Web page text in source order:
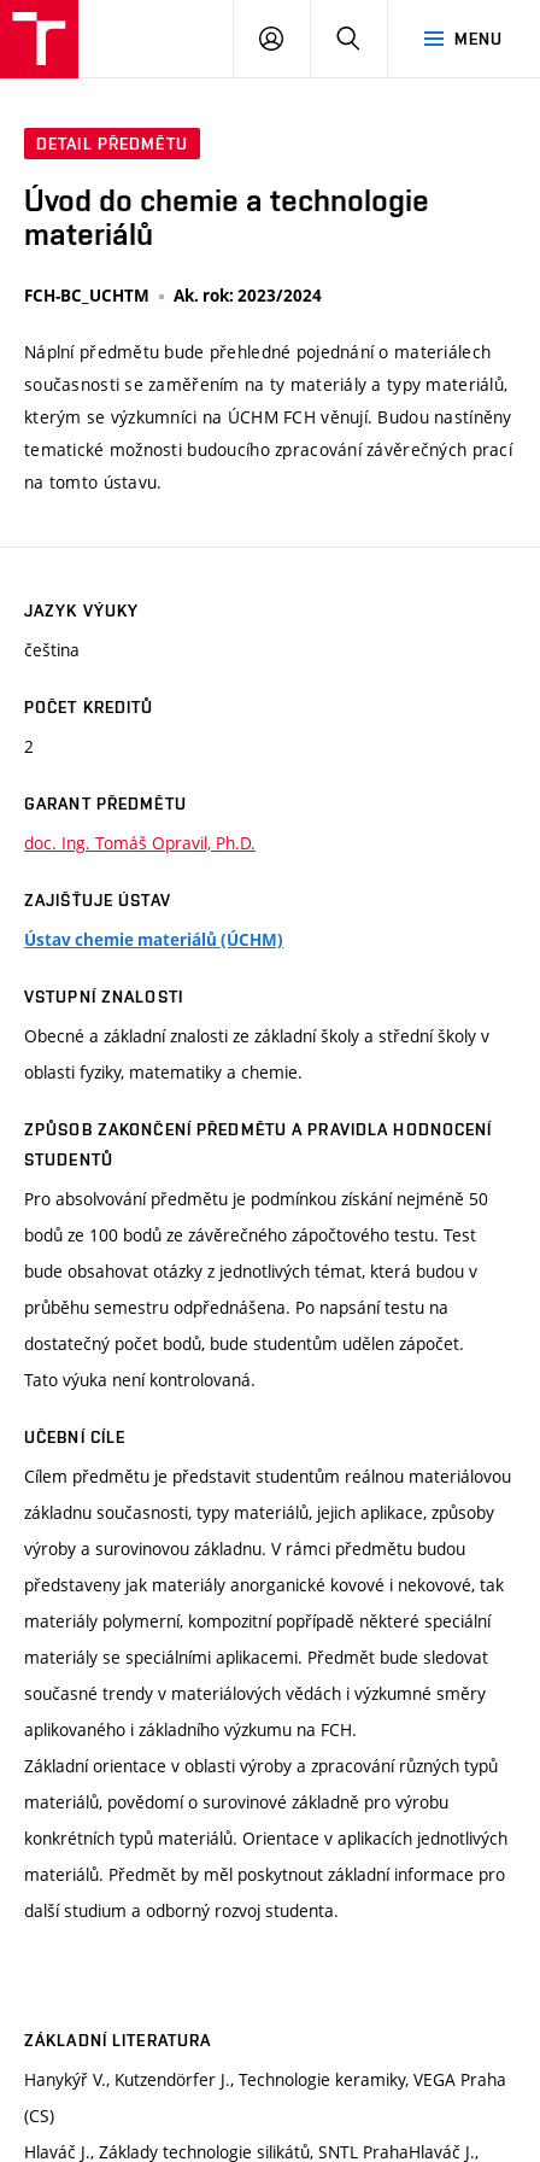
MENU
PŘIHLÁSIT
DETAIL PŘEDMĚTU
Úvod do chemie a technologie
materiálů
FCH-BC_UCHTM Ak. rok: 2023/2024
Náplní předmětu bude přehledné pojednání o materiálech
současnosti se zaměřením na ty materiály a typy materiálů,
kterým se výzkumníci na ÚCHM FCH věnují. Budou nastíněny
tematické možnosti budoucího zpracování závěrečných prací
na tomto ústavu.
JAZYK VÝUKY
čeština
POČET KREDITŮ
2
GARANT PŘEDMĚTU
doc. Ing. Tomáš Opravil, Ph.D.
ZAJIŠŤUJE ÚSTAV
Ústav chemie materiálů (ÚCHM)
VSTUPNÍ ZNALOSTI
Obecné a základní znalosti ze základní školy a střední školy v
oblasti fyziky, matematiky a chemie.
ZPŮSOB ZAKONČENÍ PŘEDMĚTU A PRAVIDLA HODNOCENÍ
STUDENTŮ
Pro absolvování předmětu je podmínkou získání nejméně 50
bodů ze 100 bodů ze závěrečného zápočtového testu. Test
bude obsahovat otázky z jednotlivých témat, která budou v
průběhu semestru odpřednášena. Po napsání testu na
dostatečný počet bodů, bude studentům udělen zápočet.
Tato výuka není kontrolovaná.
UČEBNÍ CÍLE
Cílem předmětu je představit studentům reálnou materiálovou
základnu současnosti, typy materiálů, jejich aplikace, způsoby
výroby a surovinovou základnu. V rámci předmětu budou
představeny jak materiály anorganické kovové i nekovové, tak
materiály polymerní, kompozitní popřípadě některé speciální
materiály se speciálními aplikacemi. Předmět bude sledovat
současné trendy v materiálových vědách i výzkumné směry
aplikovaného i základního výzkumu na FCH.
Základní orientace v oblasti výroby a zpracování různých typů
materiálů, povědomí o surovinové základně pro výrobu
konkrétních typů materiálů. Orientace v aplikacích jednotlivých
materiálů. Předmět by měl poskytnout základní informace pro
další studium a odborný rozvoj studenta.
ZÁKLADNÍ LITERATURA
Hanykýř V., Kutzendörfer J., Technologie keramiky, VEGA Praha
(CS)
Hlaváč J., Základy technologie silikátů, SNTL PrahaHlaváč J.,